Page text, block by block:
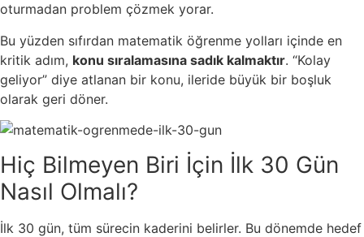
oturmadan problem çözmek yorar.
Bu yüzden sıfırdan matematik öğrenme yolları içinde en
kritik adım, konu sıralamasına sadık kalmaktır. “Kolay
geliyor” diye atlanan bir konu, ileride büyük bir boşluk
olarak geri döner.
Hiç Bilmeyen Biri İçin İlk 30 Gün
Nasıl Olmalı?
İlk 30 gün, tüm sürecin kaderini belirler. Bu dönemde hedef